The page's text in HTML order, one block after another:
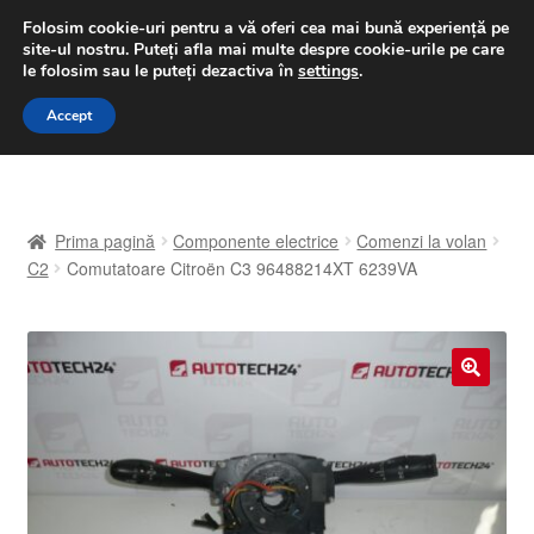
LIVRARE de la 33 lei
luni-vineri 9 a.m. - 4 p.m.031 229 6816
Sari
Sari
A lua legatura
Finalizare comandă
Prima pagină Componente electrice
Comenzi la volan
C2
Comutatoare Citroën C3 96488214XT 6239VA
Folosim cookie-uri pentru a vă oferi cea mai bună experiență pe
site-ul nostru. Puteți afla mai multe despre cookie-urile pe care
le folosim sau le puteți dezactiva în settings.
Accept